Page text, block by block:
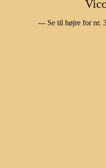
--- Se til højre for nr.